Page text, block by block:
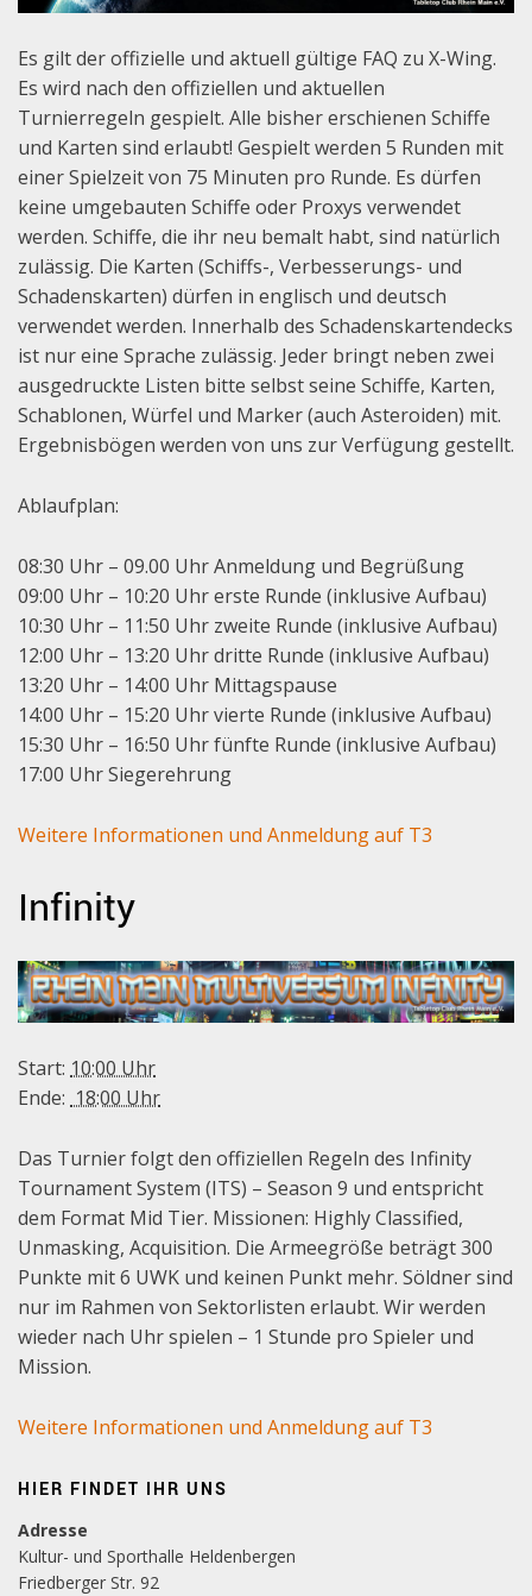
Es gilt der offizielle und aktuell gültige FAQ zu X-Wing.
Es wird nach den offiziellen und aktuellen
Turnierregeln gespielt. Alle bisher erschienen Schiffe
und Karten sind erlaubt! Gespielt werden 5 Runden mit
einer Spielzeit von 75 Minuten pro Runde. Es dürfen
keine umgebauten Schiffe oder Proxys verwendet
werden. Schiffe, die ihr neu bemalt habt, sind natürlich
zulässig. Die Karten (Schiffs-, Verbesserungs- und
Schadenskarten) dürfen in englisch und deutsch
verwendet werden. Innerhalb des Schadenskartendecks
ist nur eine Sprache zulässig. Jeder bringt neben zwei
ausgedruckte Listen bitte selbst seine Schiffe, Karten,
Schablonen, Würfel und Marker (auch Asteroiden) mit.
Ergebnisbögen werden von uns zur Verfügung gestellt.
Ablaufplan:
08:30 Uhr – 09.00 Uhr Anmeldung und Begrüßung
09:00 Uhr – 10:20 Uhr erste Runde (inklusive Aufbau)
10:30 Uhr – 11:50 Uhr zweite Runde (inklusive Aufbau)
12:00 Uhr – 13:20 Uhr dritte Runde (inklusive Aufbau)
13:20 Uhr – 14:00 Uhr Mittagspause
14:00 Uhr – 15:20 Uhr vierte Runde (inklusive Aufbau)
15:30 Uhr – 16:50 Uhr fünfte Runde (inklusive Aufbau)
17:00 Uhr Siegerehrung
Weitere Informationen und Anmeldung auf T3
Infinity
Start: 10:00 Uhr
Ende: 18:00 Uhr
Das Turnier folgt den offiziellen Regeln des Infinity
Tournament System (ITS) – Season 9 und entspricht
dem Format Mid Tier. Missionen: Highly Classified,
Unmasking, Acquisition. Die Armeegröße beträgt 300
Punkte mit 6 UWK und keinen Punkt mehr. Söldner sind
nur im Rahmen von Sektorlisten erlaubt. Wir werden
wieder nach Uhr spielen – 1 Stunde pro Spieler und
Mission.
Weitere Informationen und Anmeldung auf T3
HIER FINDET IHR UNS
Adresse
Kultur- und Sporthalle Heldenbergen
Friedberger Str. 92